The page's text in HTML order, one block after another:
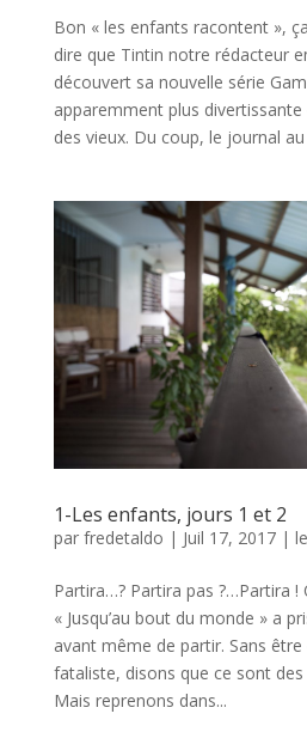
Bon « les enfants racontent »,
dire que Tintin notre rédacteur
découvert sa nouvelle série
apparemment plus divertissante
des vieux. Du coup, le journal
1-Les enfants, jours 1 et 2
par fredetaldo | Juil 17, 2017|
Partira…? Partira pas ?…Partira !
« Jusqu’au bout du monde » a
avant même de partir. Sans
fataliste, disons que ce sont
Mais reprenons dans...